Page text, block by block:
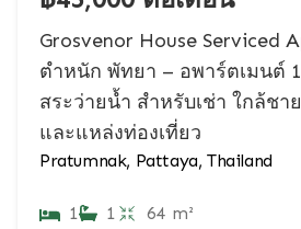
Grosvenor House Serviced
ตำหนัก พัทยา – อพาร์ตเมนต์
สระว่ายน้ำ สำหรับเช่า ใกล้ชา
และแหล่งท่องเที่ยว
Pratumnak, Pattaya, Thailand
1 1 64 m²